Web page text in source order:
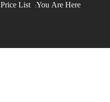
You Are Here:
Price List